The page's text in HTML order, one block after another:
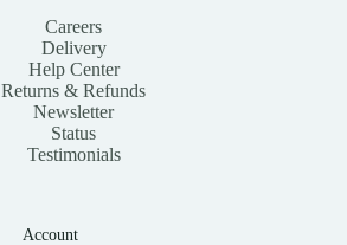
Careers
Delivery
Help Center
Returns & Refunds
Newsletter
Status
Testimonials
Account